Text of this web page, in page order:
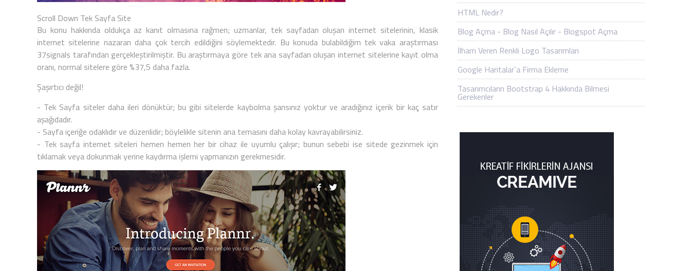
Scroll Down Tek Sayfa Site
Bu konu hakkında oldukça az kanıt olmasına rağmen; uzmanlar, tek sayfadan oluşan internet sitelerinin, klasik
internet sitelerine nazaran daha çok tercih edildiğini söylemektedir. Bu konuda bulabildiğim tek vaka araştırması
37signals tarafından gerçekleştirilmiştir. Bu araştırmaya göre tek ana sayfadan oluşan internet sitelerine kayıt olma
oranı, normal sitelere göre %37,5 daha fazla.
Şaşırtıcı değil!
- Tek Sayfa siteler daha ileri dönüktür; bu gibi sitelerde kaybolma şansınız yoktur ve aradığınız içerik bir kaç satır
aşağıdadır.
- Sayfa içeriğe odaklıdır ve düzenlidir; böylelikle sitenin ana temasını daha kolay kavrayabilirsiniz.
- Tek sayfa internet siteleri hemen hemen her bir cihaz ile uyumlu çalışır; bunun sebebi ise sitede gezinmek için
tıklamak veya dokunmak yerine kaydırma işlemi yapmanızın gerekmesidir.
HTML Nedir?
Blog Açma - Blog Nasıl Açılır - Blogspot Açma
İlham Veren Renkli Logo Tasarımları
Google Haritalar`a Firma Ekleme
Tasarımcıların Bootstrap 4 Hakkında Bilmesi
Gerekenler